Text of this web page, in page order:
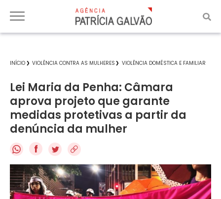
INÍCIO VIOLÊNCIA CONTRA AS MULHERES VIOLÊNCIA DOMÉSTICA E FAMILIAR
Lei Maria da Penha: Câmara
aprova projeto que garante
medidas protetivas a partir da
denúncia da mulher
f